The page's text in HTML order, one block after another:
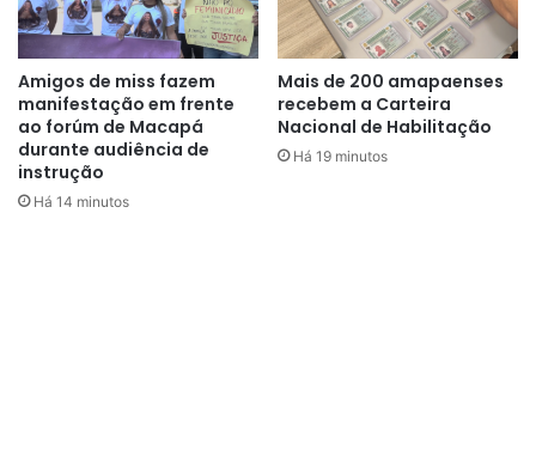
Amigos de miss fazem
manifestação em frente
ao forúm de Macapá
durante audiência de
instrução
Há 14 minutos
Mais de 200 amapaenses
recebem a Carteira
Nacional de Habilitação
Há 19 minutos